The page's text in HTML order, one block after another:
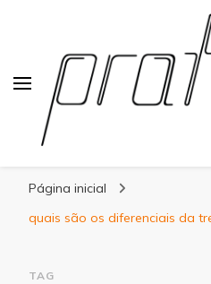
Página inicial
quais são os diferenciais da
TAG